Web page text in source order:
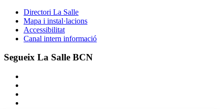
Directori La Salle
Mapa i instal·lacions
Accessibilitat
Canal intern informació
Segueix La Salle BCN